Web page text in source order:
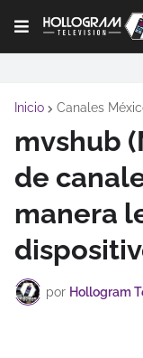
Inicio Canales
mvshub
de
manera
por Hollogram